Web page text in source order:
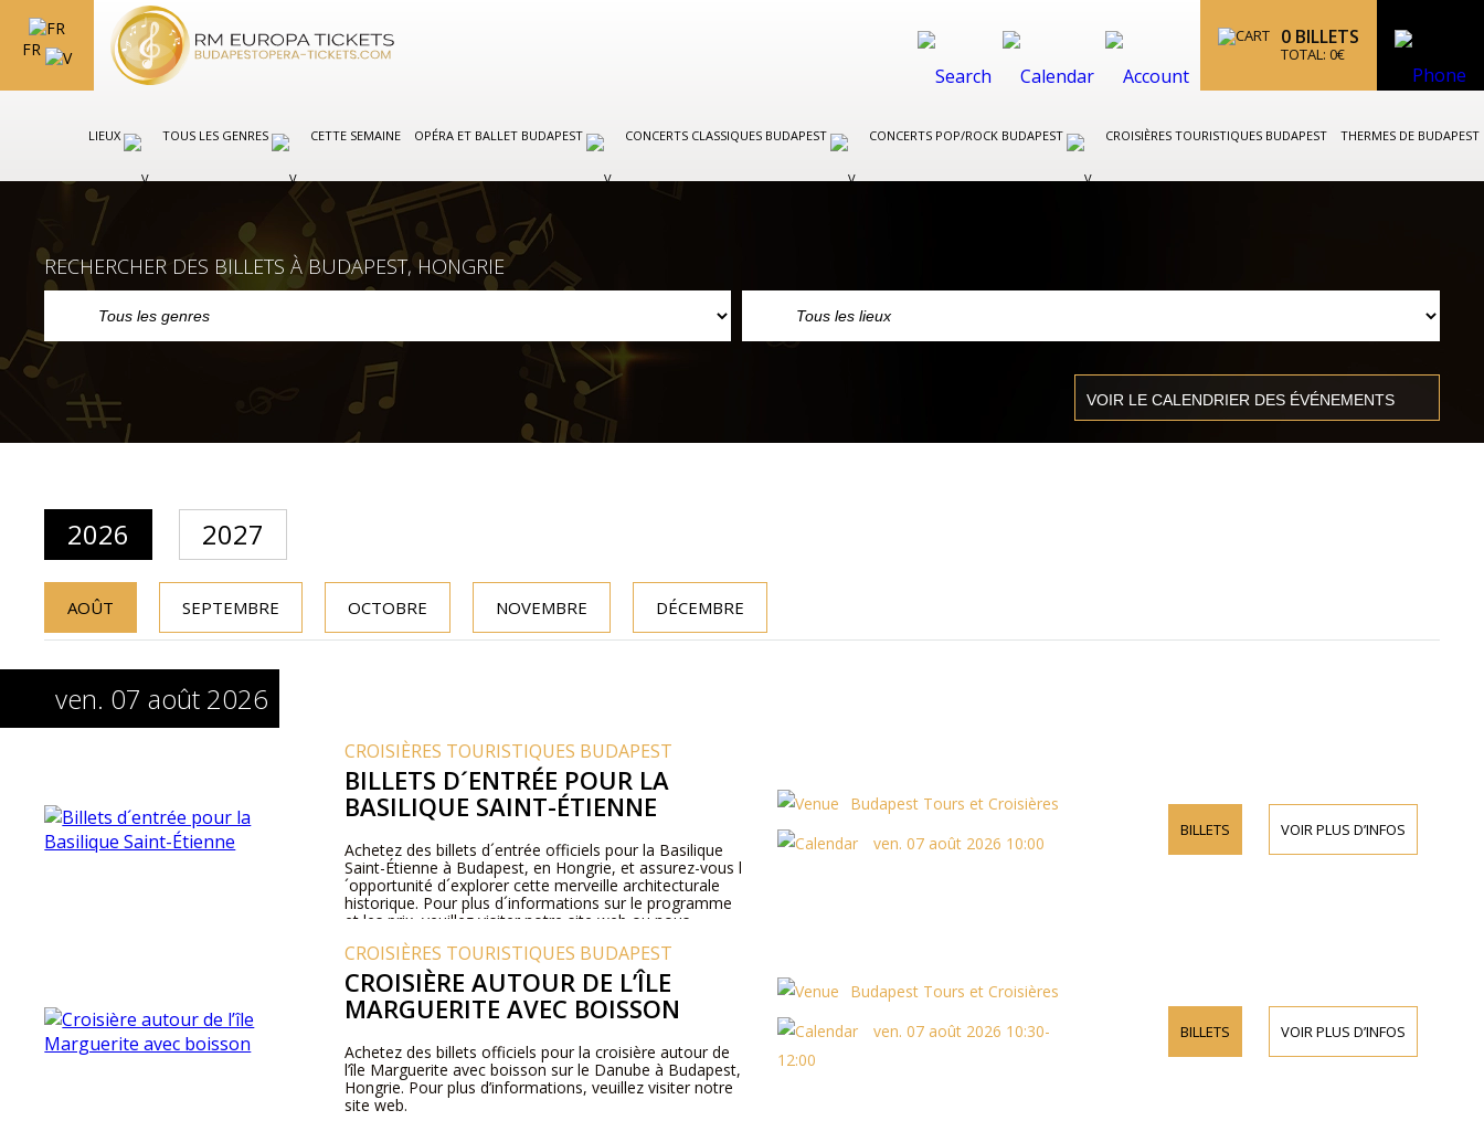
FR
0 BILLETS
TOTAL: 0€
LIEUX TOUS LES GENRES CETTE SEMAINE OPÉRA ET BALLET BUDAPEST CONCERTS CLASSIQUES BUDAPEST CONCERTS POP/ROCK BUDAPEST CROISIÈRES TOURISTIQUES BUDAPEST THERMES DE BUDAPEST
RECHERCHER DES BILLETS À BUDAPEST, HONGRIE
2026 2027
AOÛT SEPTEMBRE OCTOBRE NOVEMBRE DÉCEMBRE
ven. 07 août 2026
CROISIÈRES TOURISTIQUES BUDAPEST
BILLETS D´ENTRÉE POUR LA
BASILIQUE SAINT-ÉTIENNE
Achetez des billets d´entrée officiels pour la Basilique
Saint-Étienne à Budapest, en Hongrie, et assurez-vous l
´opportunité d´explorer cette merveille architecturale
historique. Pour plus d´informations sur le programme
et les prix, veuillez visiter notre site web ou nous
contacter par téléphone.
Budapest Tours et Croisières
ven. 07 août 2026 10:00
BILLETS VOIR PLUS D’INFOS
CROISIÈRES TOURISTIQUES BUDAPEST
CROISIÈRE AUTOUR DE L’ÎLE
MARGUERITE AVEC BOISSON
Achetez des billets officiels pour la croisière autour de
l’île Marguerite avec boisson sur le Danube à Budapest,
Hongrie. Pour plus d’informations, veuillez visiter notre
site web.
Budapest Tours et Croisières
ven. 07 août 2026 10:30-
12:00
BILLETS VOIR PLUS D’INFOS